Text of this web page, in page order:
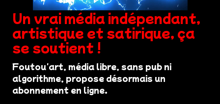
Un vrai média indépendant,
artistique et satirique, ça
se soutient !
Foutou'art, média libre, sans pub ni
algorithme, propose désormais un
abonnement en ligne.